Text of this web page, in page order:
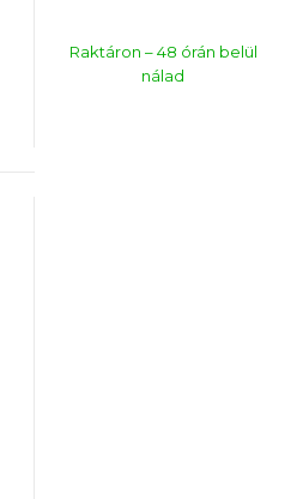
Raktáron – 48 órán belül
nálad